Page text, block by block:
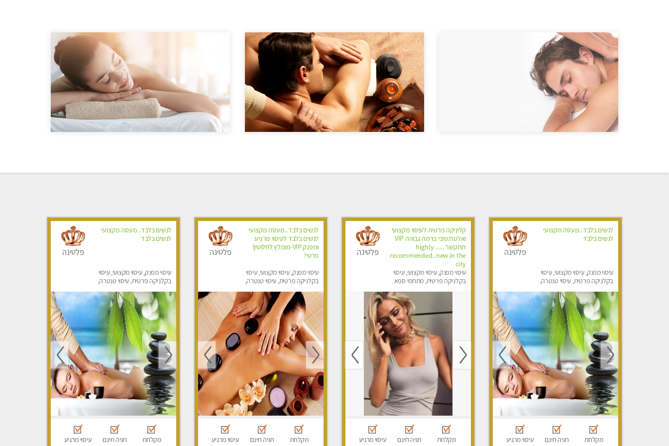
לנשים בלבד..מעסה מקצועי
לנשים בלבד
עיסוי מפנק, עיסוי מקצועי, עיסוי
בקלניקה פרטית, עיסוי טנטרה,
בלבד
פלטינה
מקלחת חניה חינם עיסוי מרגיע
קליניקה פרטית לעיסוי מקצועי
ואלטרנטיבי ברמה גבוהה VIP
תתקשר ..... highly
recommended..new in the
city
עיסוי מפנק, עיסוי מקצועי, עיסוי
בקלניקה פרטית, מתחמי ספא
הבית, עיסוי טנטרה, עיסוי מגבר
לגבר, עיסוי מגבר לאישה
פלטינה
מקלחת חניה חינם עיסוי מרגיע
לנשים בלבד..מעסה מקצועי
לנשים בלבד לעיסוי מרגיע
ומפנק VIP-מומלץ לחלוטין!
פרטי! ​​​​​​
עיסוי מפנק, עיסוי מקצועי, עיסוי
בקלניקה פרטית, עיסוי טנטרה,
בלבד
פלטינה
מקלחת חניה חינם עיסוי מרגיע
לנשים בלבד..מעסה מקצועי
לנשים בלבד
עיסוי מפנק, עיסוי מקצועי, עיסוי
בקלניקה פרטית, עיסוי טנטרה,
בלבד
פלטינה
מקלחת חניה חינם עיסוי מרגיע